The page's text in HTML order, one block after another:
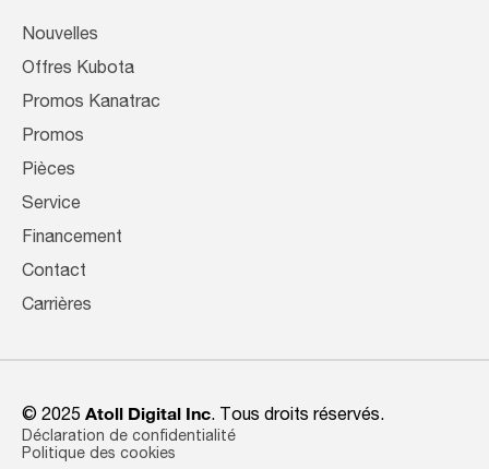
Nouvelles
Offres Kubota
Promos Kanatrac
Promos
Pièces
Service
Financement
Contact
Carrières
© 2025 Atoll Digital Inc. Tous droits réservés.
Déclaration de confidentialité
Politique des cookies